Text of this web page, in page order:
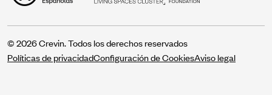
© 2026 Crevin. Todos los derechos reservados
Políticas de privacidadConfiguración de CookiesAviso legal